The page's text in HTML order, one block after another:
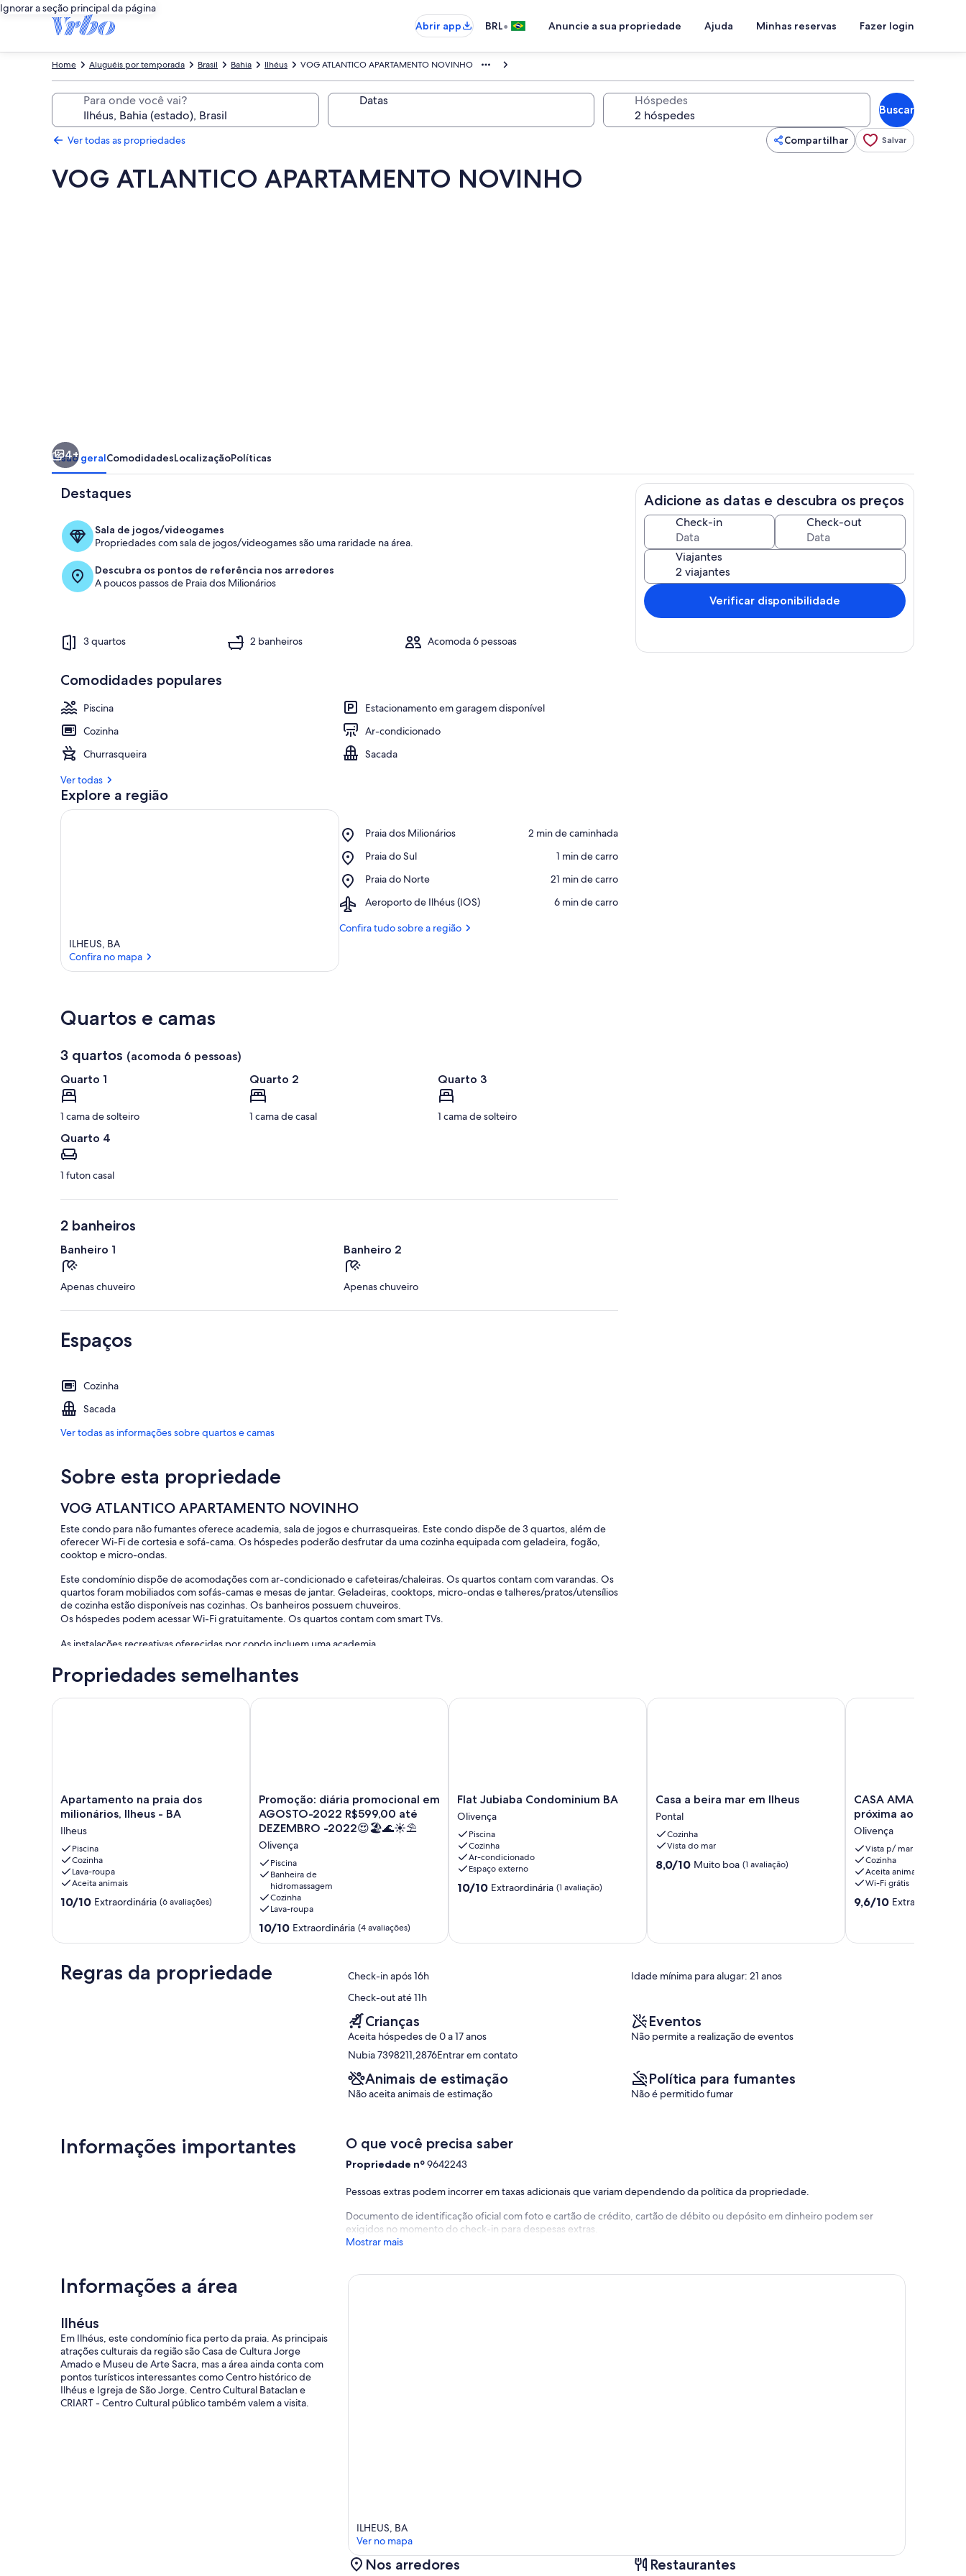
Ignorar a seção principal da página
Abrir app
BRL• Anuncie a sua propriedade Ajuda Minhas reservas Fazer login
VOG ATLANTICO APARTAMENTO NOVINHO
Ilhéus
Bahia
Brasil
Aluguéis por temporada
Home
Para onde você vai? Datas Hóspedes
Buscar
Ver todas as propriedades Compartilhar Salvar
VOG ATLANTICO APARTAMENTO NOVINHO
Piscina
Quarto
4+
Visão geralComodidadesLocalizaçãoPolíticas
Destaques
Sala de jogos/videogames
Propriedades com sala de jogos/videogames são uma raridade na área.
Descubra os pontos de referência nos arredores
A poucos passos de Praia dos Milionários
3 quartos 2 banheiros Acomoda 6 pessoas
Comodidades populares
Piscina
Estacionamento em garagem disponível
Cozinha
Ar-condicionado
Churrasqueira
Sacada
Ver todas
Explore a região
ILHEUS, BA
Confira no mapa
Praia dos Milionários
Place,
dos
‪2 min de caminhada‬
Praia do Sul
Place,
do
‪1 min de carro‬
Praia do Norte
Place,
do
‪21 min de carro‬
Aeroporto de Ilhéus (IOS)
Airport,
de
‪6 min de carro‬
Confira tudo sobre a região
Quartos e camas
3 quartos (acomoda 6 pessoas)
Quarto 1
1 cama de solteiro
Quarto 2
1 cama de casal
Quarto 3
1 cama de solteiro
Quarto 4
1 futon casal
2 banheiros
Banheiro 1
Apenas chuveiro
Banheiro 2
Apenas chuveiro
Espaços
Cozinha
Sacada
Ver todas as informações sobre quartos e camas
Sobre esta propriedade
VOG ATLANTICO APARTAMENTO NOVINHO
Este condo para não fumantes oferece academia, sala de jogos e churrasqueiras. Este condo dispõe de 3 quartos, além de
oferecer Wi-Fi de cortesia e sofá-cama. Os hóspedes poderão desfrutar da uma cozinha equipada com geladeira, fogão,
cooktop e micro-ondas.
Este condomínio dispõe de acomodações com ar-condicionado e cafeteiras/chaleiras. Os quartos contam com varandas. Os
quartos foram mobiliados com sofás-camas e mesas de jantar. Geladeiras, cooktops, micro-ondas e talheres/pratos/utensílios
de cozinha estão disponíveis nas cozinhas. Os banheiros possuem chuveiros.
Os hóspedes podem acessar Wi-Fi gratuitamente. Os quartos contam com smart TVs.
As instalações recreativas oferecidas por condo incluem uma academia.
Adicione as datas e descubra os preços
Check-in Check-out
Viajantes
Verificar disponibilidade
Propriedades semelhantes
Apartamento
na
dos
milionários,
Ilheus
-
BA
Ilheus
Apartamento na praia dos
milionários, Ilheus - BA
Ilheus
Piscina
Cozinha
Lava-roupa
Aceita animais
10.0
Extraordinária,
avaliações)
10/10 Extraordinária (6 avaliações)
Apartamento na praia dos milionários, Ilheus - BA
Promoção:
diária
promocional
em
AGOSTO-
2022
R$599,00
até
DEZEMBRO
-2022
😍
🏖
☀️
⛱
Promoção: diária promocional em
AGOSTO-2022 R$599,00 até
DEZEMBRO -2022😍🏖🌊☀️⛱
Olivença
Piscina
Banheira de
hidromassagem
Cozinha
Lava-roupa
10.0
de
Extraordinária,
(4
10/10 Extraordinária (4 avaliações)
Promoção: diária promocional em AGOSTO-2022 R$599,00 até DEZEMBRO -2022😍🏖🌊☀️⛱
Flat
Jubiaba
Condominium
BA
Olivença
Flat Jubiaba Condominium BA
Olivença
Piscina
Cozinha
Ar-condicionado
Espaço externo
10.0
10/10 Extraordinária (1 avaliação)
Flat Jubiaba Condominium BA
Casa
a
beira
mar
em
Ilheus
Casa a beira mar em Ilheus
Pontal
Cozinha
Vista do mar
8.0
avaliação)
8,0/10 Muito boa (1 avaliação)
Casa a beira mar em Ilheus
CASA
AMARELA,
aconchegante,
próxima
ao
mar.
Olivença
CASA AMARELA,
próxima ao mar.
Olivença
Vista p/ mar
Cozinha
Aceita animais
Wi-Fi grátis
9.6
Extraordinária,
9,6/10 Extraordinária
CASA AMARELA,
Regras da propriedade Check-in após 16h
Idade mínima para alugar: 21 anos
Check-out até 11h
Crianças
Aceita hóspedes de 0 a 17 anos
Nubia 7398211,2876Entrar em contato
Eventos
Não permite a realização de eventos
Animais de estimação
Não aceita animais de estimação
Política para fumantes
Não é permitido fumar
Informações importantes O que você precisa saber
Propriedade nº9642243
Pessoas extras podem incorrer em taxas adicionais que variam dependendo da política da propriedade.
Documento de identificação oficial com foto e cartão de crédito, cartão de débito ou depósito em dinheiro podem ser
exigidos no momento do check-in para despesas extras.
Mostrar mais
Informações a área
Ilhéus
Em Ilhéus, este condomínio fica perto da praia. As principais
atrações culturais da região são Casa de Cultura Jorge
Amado e Museu de Arte Sacra, mas a área ainda conta com
pontos turísticos interessantes como Centro histórico de
Ilhéus e Igreja de São Jorge. Centro Cultural Bataclan e
CRIART - Centro Cultural público também valem a visita.
ILHEUS, BA
Ver no mapa
Nos arredores Restaurantes